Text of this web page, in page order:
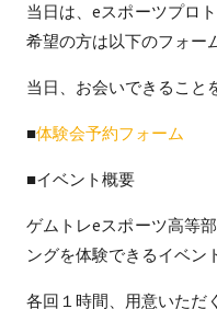
当日は、eスポーツプロ
希望の方は以下のフォー
当日、お会いできること
■体験会予約フォーム
■イベント概要
ゲムトレeスポーツ高等
ングを体験できるイベン
各回１時間、用意いただ